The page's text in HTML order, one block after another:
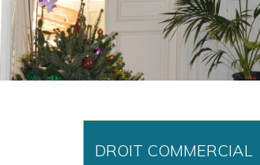
DROIT COMMERCIAL